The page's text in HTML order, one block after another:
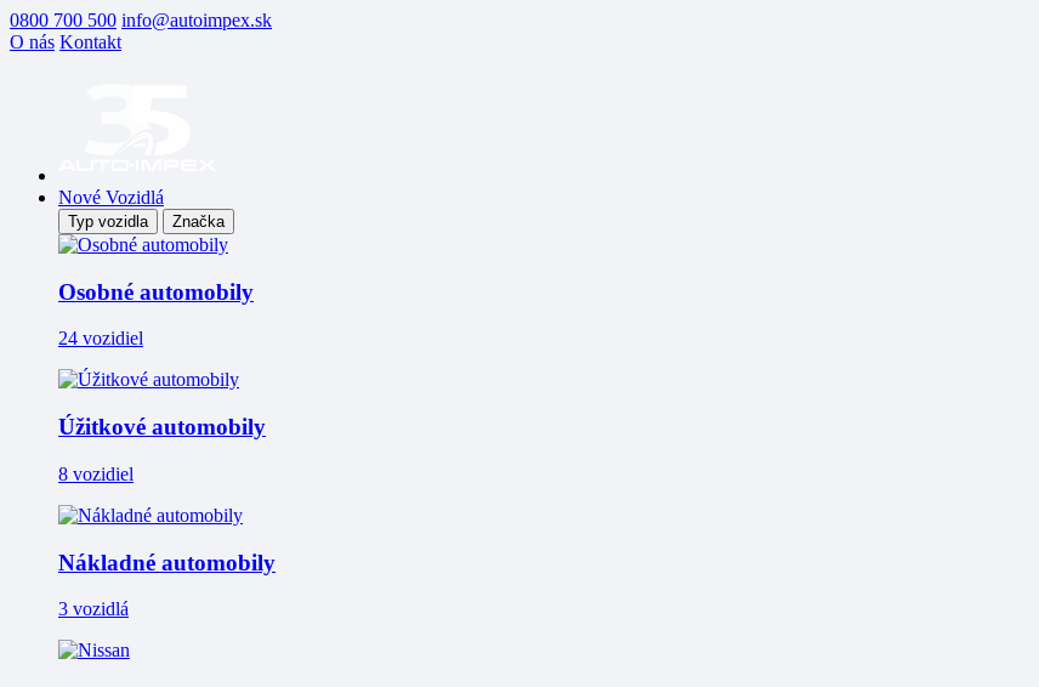
0800 700 500 info@autoimpex.sk
O nás Kontakt
Nové Vozidlá
Typ vozidla Značka
Osobné automobily
24 vozidiel
Úžitkové automobily
8 vozidiel
Nákladné automobily
3 vozidlá